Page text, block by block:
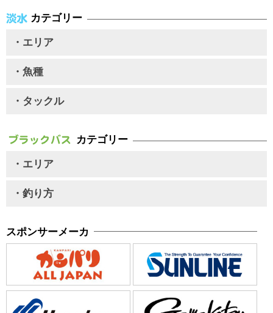
カテゴリー
・エリア
・魚種
・タックル
カテゴリー
・エリア
・釣り方
スポンサーメーカ